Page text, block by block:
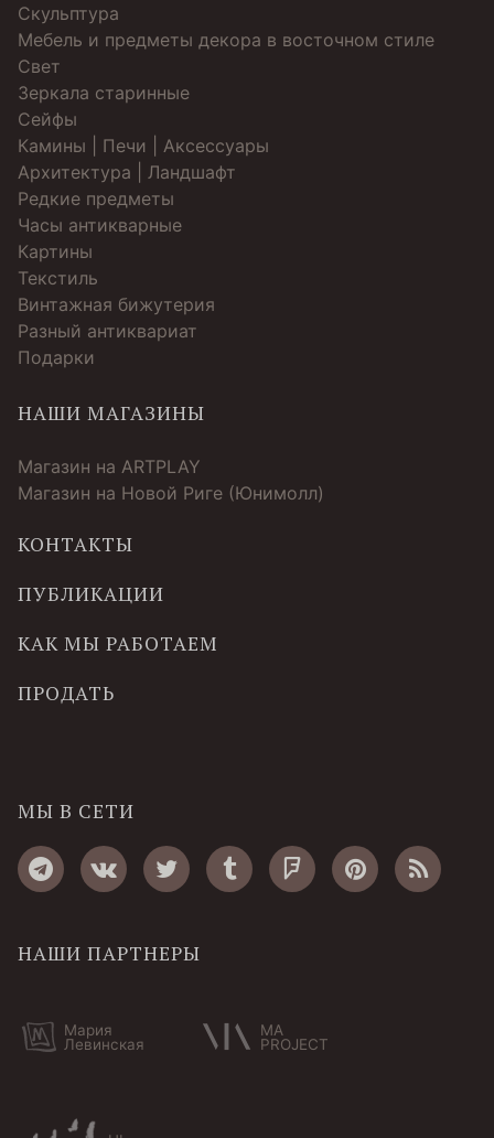
Скульптура
Мебель и предметы декора в восточном стиле
Свет
Зеркала старинные
Cейфы
Камины | Печи | Аксессуары
Архитектура | Ландшафт
Редкие предметы
Часы антикварные
Картины
Текстиль
Винтажная бижутерия
Разный антиквариат
Подарки
НАШИ МАГАЗИНЫ
Магазин на ARTPLAY
Магазин на Новой Риге (Юнимолл)
КОНТАКТЫ
ПУБЛИКАЦИИ
КАК МЫ РАБОТАЕМ
ПРОДАТЬ
МЫ В СЕТИ
НАШИ ПАРТНЕРЫ
Мария
Левинская
MA
PROJECT